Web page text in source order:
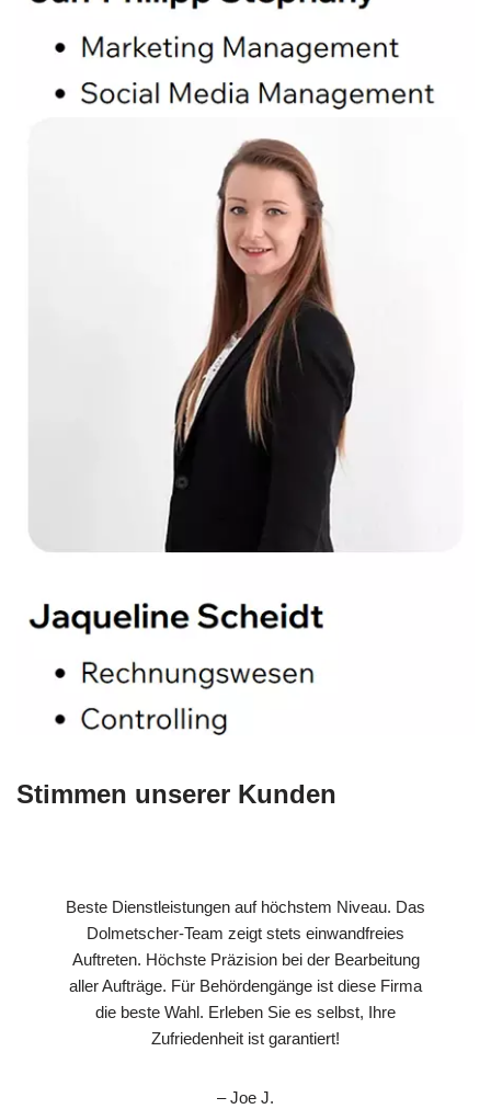
Stimmen unserer Kunden
Beste Dienstleistungen auf höchstem Niveau. Das
Dolmetscher-Team zeigt stets einwandfreies
Auftreten. Höchste Präzision bei der Bearbeitung
aller Aufträge. Für Behördengänge ist diese Firma
die beste Wahl. Erleben Sie es selbst, Ihre
Zufriedenheit ist garantiert!
– Joe J.